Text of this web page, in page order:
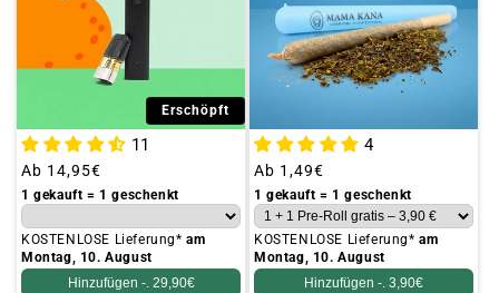
Erschöpft
11
Üblicher
Preis
Ab 14,95€
1 gekauft = 1 geschenkt
KOSTENLOSE Lieferung*am
Montag, 10. August
Hinzufügen -. 29,90€
4
Üblicher
Preis
Ab 1,49€
1 gekauft = 1 geschenkt
KOSTENLOSE Lieferung*am
Montag, 10. August
Hinzufügen -. 3,90€